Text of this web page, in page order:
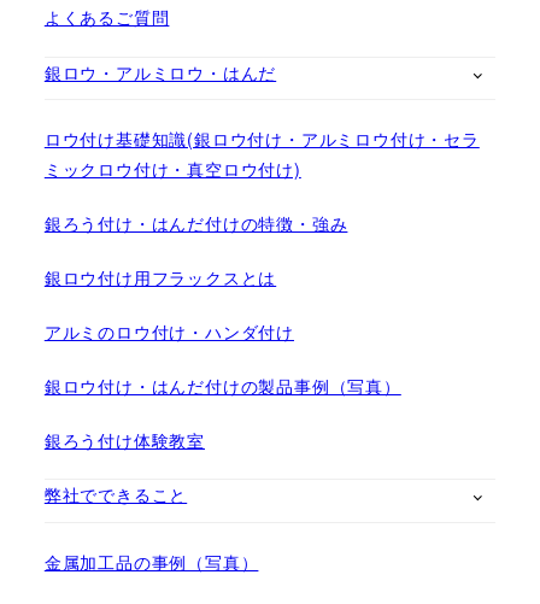
よくあるご質問
銀ロウ・アルミロウ・はんだ
ロウ付け基礎知識(銀ロウ付け・アルミロウ付け・セラ
ミックロウ付け・真空ロウ付け)
銀ろう付け・はんだ付けの特徴・強み
銀ロウ付け用フラックスとは
アルミのロウ付け・ハンダ付け
銀ロウ付け・はんだ付けの製品事例（写真）
銀ろう付け体験教室
弊社でできること
金属加工品の事例（写真）